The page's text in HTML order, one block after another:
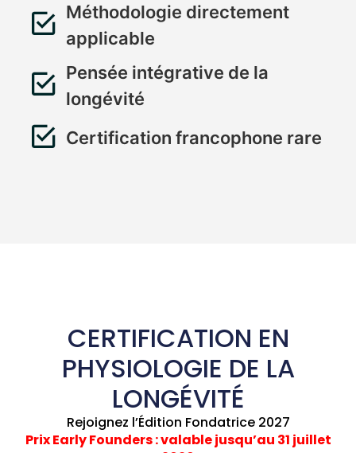
Méthodologie directement
applicable
Pensée intégrative de la
longévité
Certification francophone rare
CERTIFICATION EN
PHYSIOLOGIE DE LA
LONGÉVITÉ
Rejoignez l’Édition Fondatrice 2027
Prix Early Founders : valable jusqu’au 31 juillet